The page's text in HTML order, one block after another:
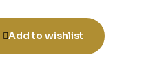
Add to wishlist